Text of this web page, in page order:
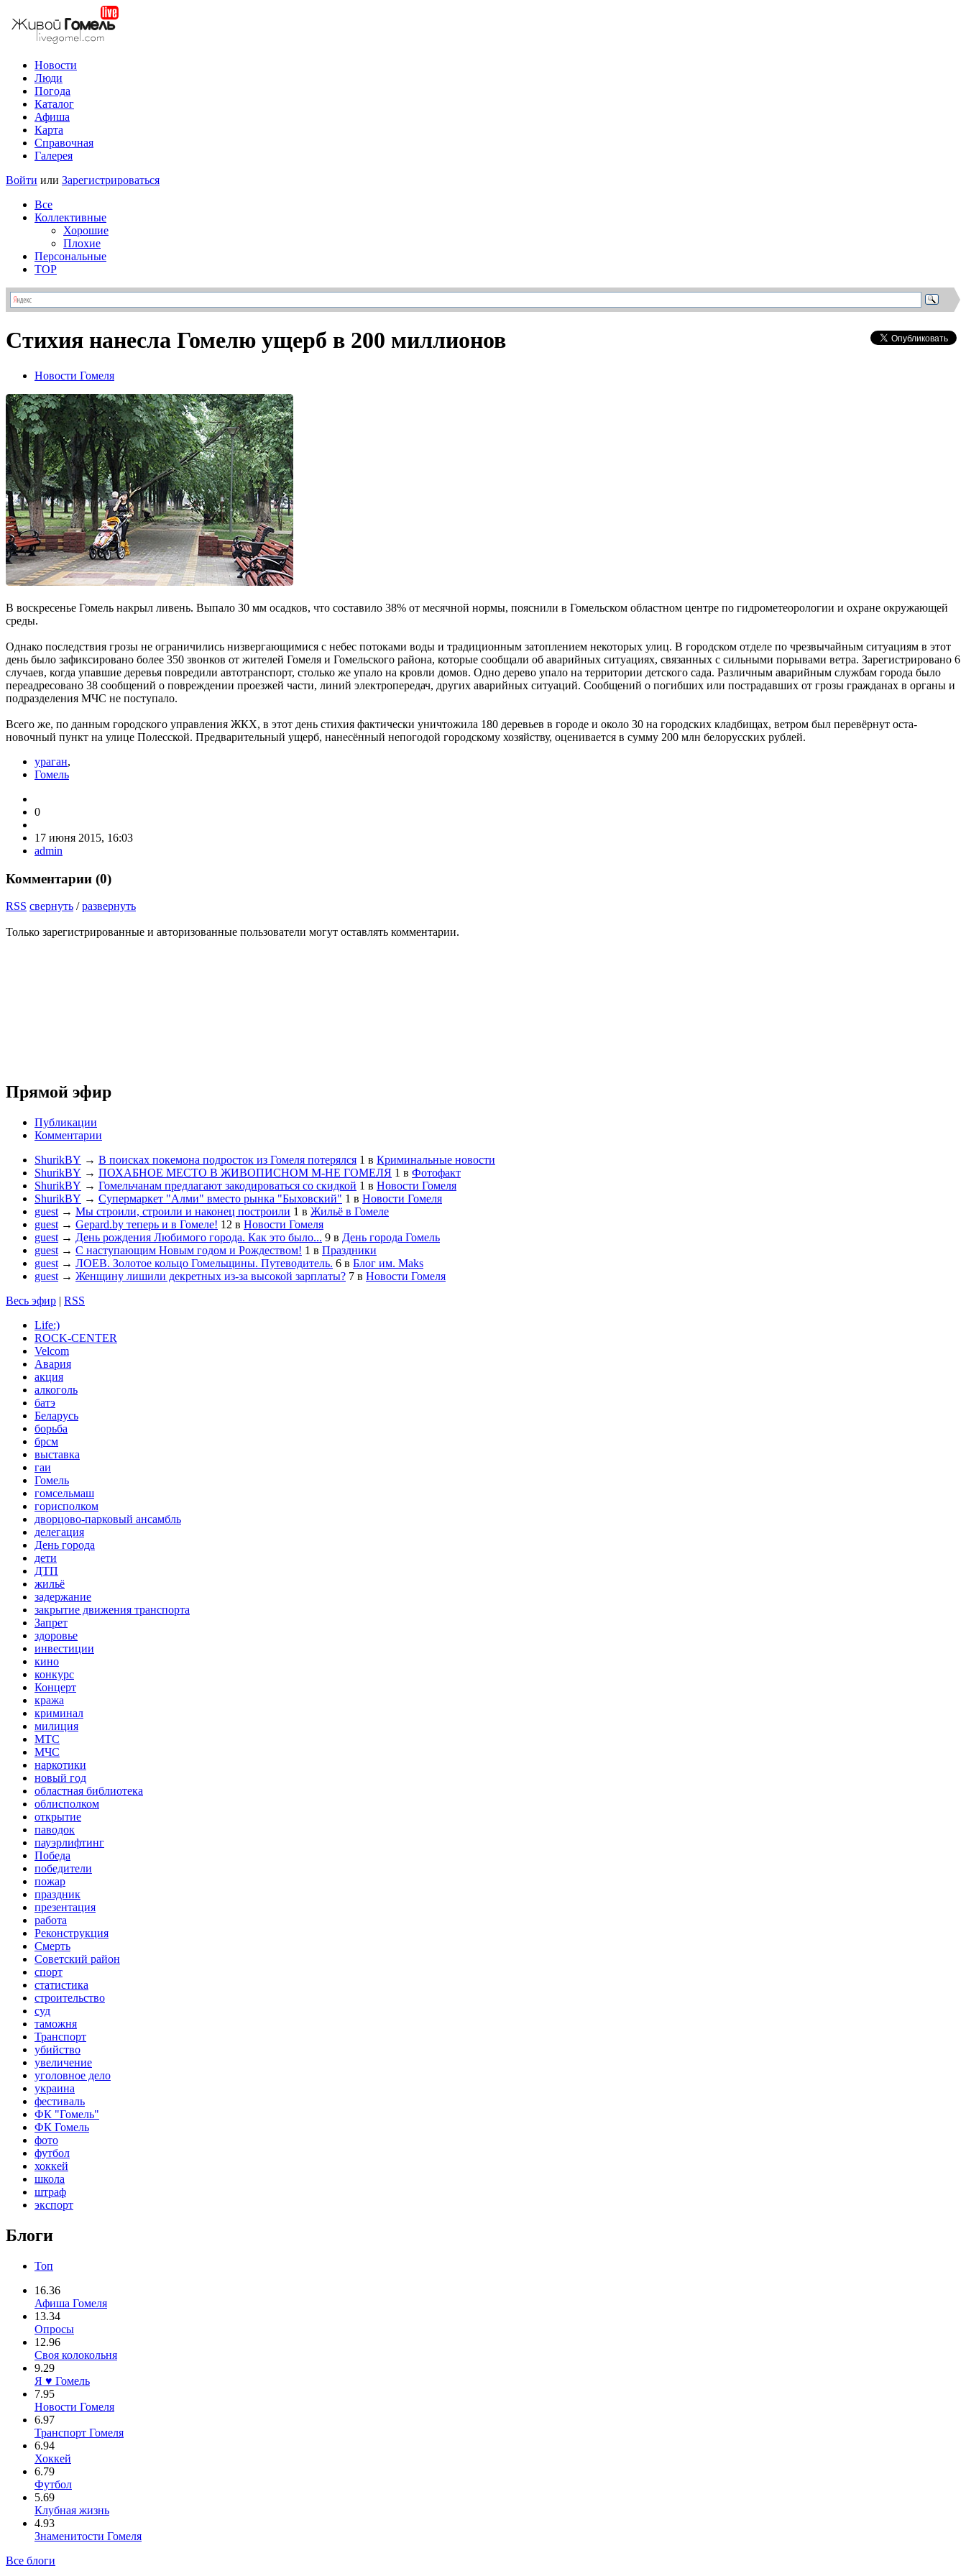
Новости
Люди
Погода
Каталог
Афиша
Карта
Справочная
Галерея
Войти или Зарегистрироваться
Все
Коллективные
Хорошие
Плохие
Персональные
TOP
Стихия нанесла Гомелю ущерб в 200 миллионов
Новости Гомеля
В воскресенье Гомель накрыл ли­вень. Выпало 30 мм осадков, что со­ставило 38% от месячной нормы, пояс­нили в Гомельском областном центре по гидрометеорологии и охране окру­жающей
среды.
Однако последствия грозы не огра­ничились низвергающимися с небес потоками воды и традиционным за­топлением некоторых улиц. В город­ском отделе по чрезвычайным ситуа­циям в этот
день было зафиксировано более 350 звонков от жителей Гомеля и Гомельского района, которые сооб­щали об аварийных ситуациях, свя­занных с сильными порывами ветра. Зарегистрировано 6
случаев, когда упавшие деревья повредили автотран­спорт, столько же упало на кровли до­мов. Одно дерево упало на территории детского сада. Различным аварийным службам города было
переадресовано 38 сообщений о повреждении проез­жей части, линий электропередач, дру­гих аварийных ситуаций. Сообщений о погибших или пострадавших от гро­зы гражданах в органы и
подразделе­ния МЧС не поступало.
Всего же, по данным городского управления ЖКХ, в этот день стихия фактически уничтожила 180 деревьев в городе и около 30 на городских клад­бищах, ветром был перевёрнут оста­
новочный пункт на улице Полесской. Предварительный ущерб, нанесённый непогодой городскому хозяйству, оце­нивается в сумму 200 млн белорус­ских рублей.
ураган,
Гомель
0
17 июня 2015, 16:03
admin
Комментарии (0)
RSS свернуть /развернуть
Только зарегистрированные и авторизованные пользователи могут оставлять комментарии.
Прямой эфир
Публикации
Комментарии
ShurikBY → В поисках покемона подросток из Гомеля потерялся 1 в Криминальные новости
ShurikBY → ПОХАБНОЕ МЕСТО В ЖИВОПИСНОМ М-НЕ ГОМЕЛЯ 1 в Фотофакт
ShurikBY → Гомельчанам предлагают закодироваться со скидкой 1 в Новости Гомеля
ShurikBY → Супермаркет "Алми" вместо рынка "Быховский" 1 в Новости Гомеля
guest → Мы строили, строили и наконец построили 1 в Жильё в Гомеле
guest → Gepard.by теперь и в Гомеле! 12 в Новости Гомеля
guest → День рождения Любимого города. Как это было... 9 в День города Гомель
guest → С наступающим Новым годом и Рождеством! 1 в Праздники
guest → ЛОЕВ. Золотое кольцо Гомельщины. Путеводитель. 6 в Блог им. Maks
guest → Женщину лишили декретных из-за высокой зарплаты? 7 в Новости Гомеля
Весь эфир | RSS
Life:)
ROCK-CENTER
Velcom
Авария
акция
алкоголь
батэ
Беларусь
борьба
брсм
выставка
гаи
Гомель
гомсельмаш
горисполком
дворцово-парковый ансамбль
делегация
День города
дети
ДТП
жильё
задержание
закрытие движения транспорта
Запрет
здоровье
инвестиции
кино
конкурс
Концерт
кража
криминал
милиция
МТС
МЧС
наркотики
новый год
областная библиотека
облисполком
открытие
паводок
пауэрлифтинг
Победа
победители
пожар
праздник
презентация
работа
Реконструкция
Смерть
Советский район
спорт
статистика
строительство
суд
таможня
Транспорт
убийство
увеличение
уголовное дело
украина
фестиваль
ФК "Гомель"
ФК Гомель
фото
футбол
хоккей
школа
штраф
экспорт
Блоги
Топ
16.36
Афиша Гомеля
13.34
Опросы
12.96
Своя колокольня
9.29
Я ♥ Гомель
7.95
Новости Гомеля
6.97
Транспорт Гомеля
6.94
Хоккей
6.79
Футбол
5.69
Клубная жизнь
4.93
Знаменитости Гомеля
Все блоги